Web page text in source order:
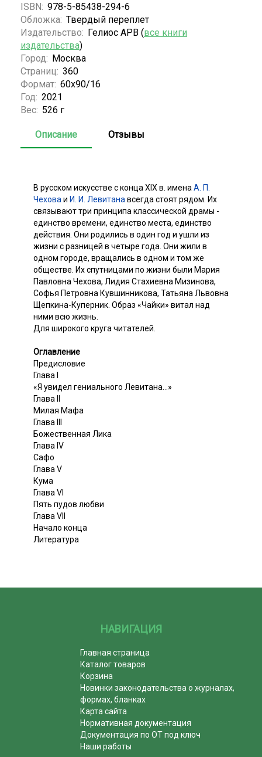
ISBN: 978-5-85438-294-6
Обложка: Твердый переплет
Издательство: Гелиос АРВ (все книги
издательства)
Город: Москва
Страниц: 360
Формат: 60х90/16
Год: 2021
Вес: 526 г
Описание Отзывы
В русском искусстве с конца XIX в. имена А. П.
Чехова и И. И. Левитана всегда стоят рядом. Их
связывают три принципа классической драмы -
единство времени, единство места, единство
действия. Они родились в один год и ушли из
жизни с разницей в четыре года. Они жили в
одном городе, вращались в одном и том же
обществе. Их спутницами по жизни были Мария
Павловна Чехова, Лидия Стахиевна Мизинова,
Софья Петровна Кувшинникова, Татьяна Львовна
Щепкина-Куперник. Образ «Чайки» витал над
ними всю жизнь.
Для широкого круга читателей.
Оглавление
Предисловие
Глава I
«Я увидел гениального Левитана...»
Глава II
Милая Мафа
Глава III
Божественная Лика
Глава IV
Сафо
Глава V
Кума
Глава VI
Пять пудов любви
Глава VII
Начало конца
Литература
НАВИГАЦИЯ
Главная страница
Каталог товаров
Корзина
Новинки законодательства о журналах,
формах, бланках
Карта сайта
Нормативная документация
Документация по ОТ под ключ
Наши работы